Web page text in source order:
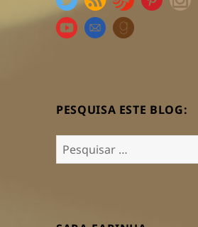
PESQUISA ESTE BLOG:
Pesquisar
por: